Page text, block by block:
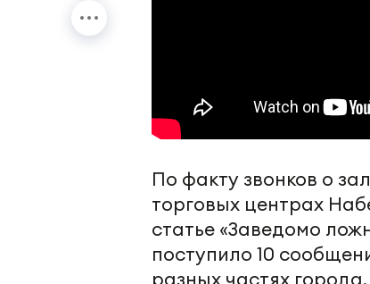
По факту звонков о
торговых центрах
статье «Заведомо
поступило 10